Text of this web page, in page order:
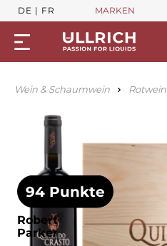
DE FR MARKEN
Wein & Schaumwein Rotwein
94 Punkte
Robert
Parker